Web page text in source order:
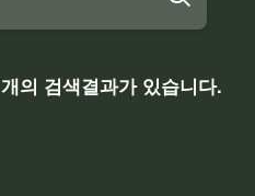
개의 검색결과가 있습니다.